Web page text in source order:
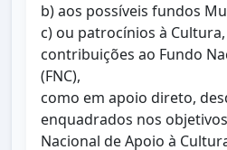
b) aos possíveis fundos
c) ou patrocínios à
contribuições ao Fundo
(FNC),
como em apoio direto,
enquadrados nos
Nacional de Apoio à